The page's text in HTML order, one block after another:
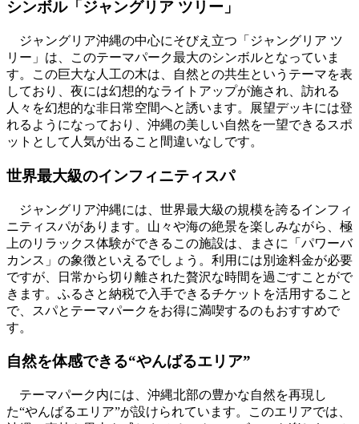
シンボル「ジャングリア ツリー」
ジャングリア沖縄の中心にそびえ立つ「ジャングリア ツ
リー」は、このテーマパーク最大のシンボルとなっていま
す。この巨大な人工の木は、自然との共生というテーマを表
しており、夜には幻想的なライトアップが施され、訪れる
人々を幻想的な非日常空間へと誘います。展望デッキには登
れるようになっており、沖縄の美しい自然を一望できるスポ
ットとして人気が出ること間違いなしです。
世界最大級のインフィニティスパ
ジャングリア沖縄には、世界最大級の規模を誇るインフィ
ニティスパがあります。山々や海の絶景を楽しみながら、極
上のリラックス体験ができるこの施設は、まさに「パワーバ
カンス」の象徴といえるでしょう。利用には別途料金が必要
ですが、日常から切り離された贅沢な時間を過ごすことがで
きます。ふるさと納税で入手できるチケットを活用すること
で、スパとテーマパークをお得に満喫するのもおすすめで
す。
自然を体感できる“やんばるエリア”
テーマパーク内には、沖縄北部の豊かな自然を再現し
た“やんばるエリア”が設けられています。このエリアでは、